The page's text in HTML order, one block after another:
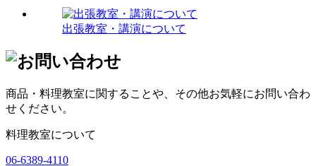
出張教室・講演について
商品・料理教室に関することや、その他お気軽にお問い合わ
せください。
料理教室について
06-6389-4110